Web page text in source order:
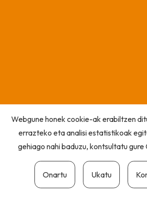
Webgune honek cookie-ak erabiltzen
errazteko eta analisi estatistikoak
gehiago nahi baduzu, kontsultatu gure
Onartu Ukatu